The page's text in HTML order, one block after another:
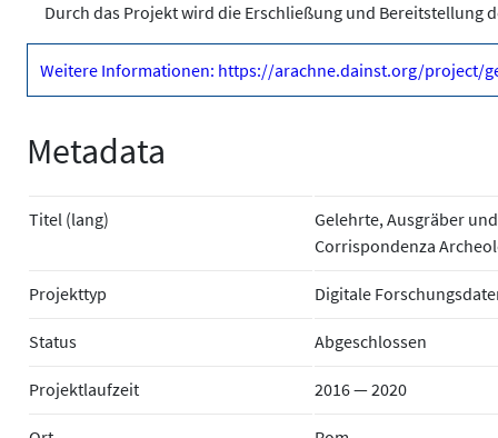
Durch das Projekt wird die Erschließung und Bereitstellung
Weitere Informationen: https://arachne.dainst.org/project/
Metadata
Titel (lang)
Gelehrte, Ausgräber
Corrispondenza
Projekttyp Digitale
Status Abgeschlossen
Projektlaufzeit 2016 — 2020